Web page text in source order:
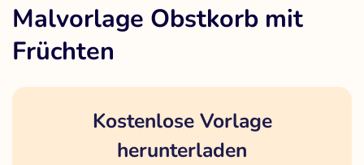
Malvorlage Obstkorb mit
Früchten
Kostenlose Vorlage
herunterladen